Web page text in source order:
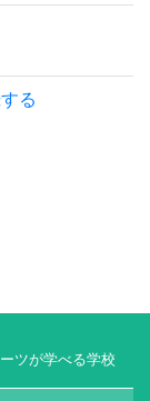
る
ツが学べる学校